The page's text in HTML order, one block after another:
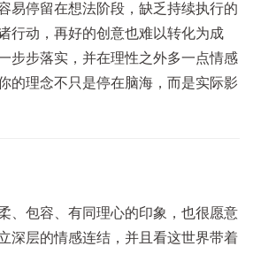
易停留在想法阶段，缺乏持续执行的
行动，再好的创意也难以转化为成
步步落实，并在理性之外多一点情感
的理念不只是停在脑海，而是实际影
、包容、有同理心的印象，也很愿意
深层的情感连结，并且看这世界带着